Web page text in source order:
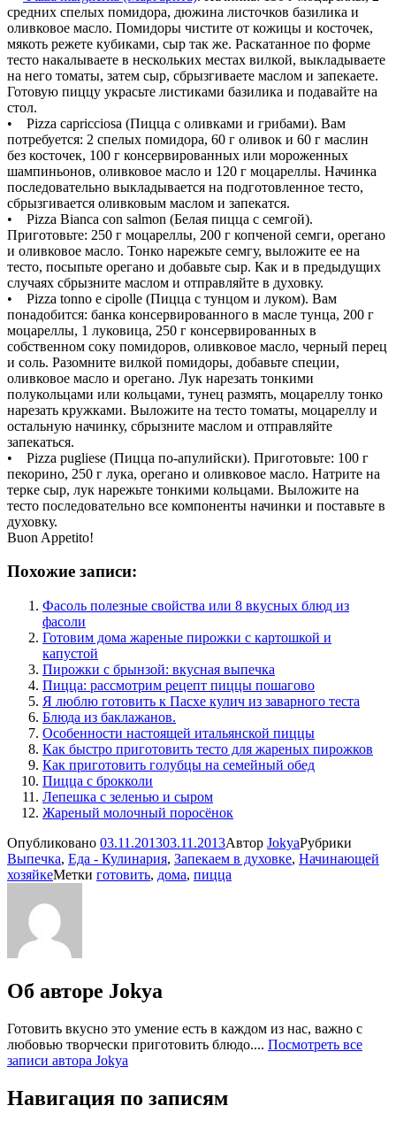
средних спелых помидора, дюжина листочков базилика и
оливковое масло. Помидоры чистите от кожицы и косточек,
мякоть режете кубиками, сыр так же. Раскатанное по форме
тесто накалываете в нескольких местах вилкой, выкладываете
на него томаты, затем сыр, сбрызгиваете маслом и запекаете.
Готовую пиццу украсьте листиками базилика и подавайте на
стол.
• Pizza capricciosa (Пицца с оливками и грибами). Вам
потребуется: 2 спелых помидора, 60 г оливок и 60 г маслин
без косточек, 100 г консервированных или мороженных
шампиньонов, оливковое масло и 120 г моцареллы. Начинка
последовательно выкладывается на подготовленное тесто,
сбрызгивается оливковым маслом и запекатся.
• Pizza Bianca con salmon (Белая пицца с семгой).
Приготовьте: 250 г моцареллы, 200 г копченой семги, орегано
и оливковое масло. Тонко нарежьте семгу, выложите ее на
тесто, посыпьте орегано и добавьте сыр. Как и в предыдущих
случаях сбрызните маслом и отправляйте в духовку.
• Pizza tonno e cipolle (Пицца с тунцом и луком). Вам
понадобится: банка консервированного в масле тунца, 200 г
моцареллы, 1 луковица, 250 г консервированных в
собственном соку помидоров, оливковое масло, черный перец
и соль. Разомните вилкой помидоры, добавьте специи,
оливковое масло и орегано. Лук нарезать тонкими
полукольцами или кольцами, тунец размять, моцареллу тонко
нарезать кружками. Выложите на тесто томаты, моцареллу и
остальную начинку, сбрызните маслом и отправляйте
запекаться.
• Pizza pugliese (Пицца по-апулийски). Приготовьте: 100 г
пекорино, 250 г лука, орегано и оливковое масло. Натрите на
терке сыр, лук нарежьте тонкими кольцами. Выложите на
тесто последовательно все компоненты начинки и поставьте в
духовку.
Buon Appetito!
Похожие записи:
Фасоль полезные свойства или 8 вкусных блюд из
фасоли
Готовим дома жареные пирожки с картошкой и
капустой
Пирожки с брынзой: вкусная выпечка
Пицца: рассмотрим рецепт пиццы пошагово
Я люблю готовить к Пасхе кулич из заварного теста
Блюда из баклажанов.
Особенности настоящей итальянской пиццы
Как быстро приготовить тесто для жареных пирожков
Как приготовить голубцы на семейный обед
Пицца с брокколи
Лепешка с зеленью и сыром
Жареный молочный поросёнок
Опубликовано 03.11.201303.11.2013Автор JokyaРубрики
Выпечка, Еда - Кулинария, Запекаем в духовке, Начинающей
хозяйкеМетки готовить, дома, пицца
Об авторе Jokya
Готовить вкусно это умение есть в каждом из нас, важно с
любовью творчески приготовить блюдо.... Посмотреть все
записи автора Jokya
Навигация по записям